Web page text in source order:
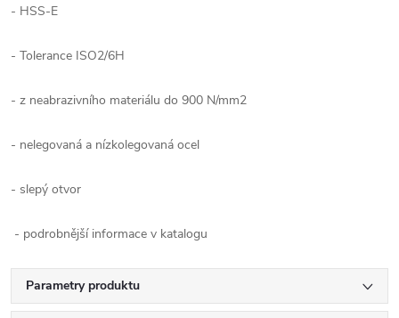
- HSS-E
- Tolerance ISO2/6H
- z neabrazivního materiálu do 900 N/mm2
- nelegovaná a nízkolegovaná ocel
- slepý otvor
- podrobnější informace v katalogu
Parametry produktu